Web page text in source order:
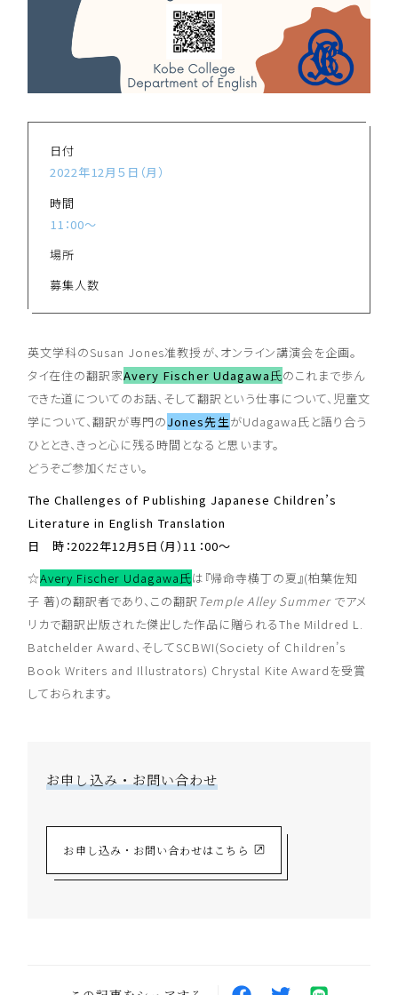
日付
2022年12月５日（月）
時間
11：00～
場所
募集人数
英文学科のSusan Jones准教授が、オンライン講演会を企画。
タイ在住の翻訳家Avery Fischer Udagawa 氏のこれまで歩ん
できた道についてのお話、そして翻訳という仕事について、児童文
学について、翻訳が専門のJones先生がUdagawa氏と語り合う
ひととき、きっと心に残る時間となると思います。
どうぞご参加ください。
The Challenges of Publishing Japanese Children’s
Literature in English Translation
日 時：2022年12月5日（月）11：00～
☆Avery Fischer Udagawa氏は『帰命寺横丁の夏』(柏葉佐知
子 著)の翻訳者であり、この翻訳 Temple Alley Summer でアメ
リカで翻訳出版された傑出した作品に贈られるThe Mildred L.
Batchelder Award、そしてSCBWI(Society of Children’s
Book Writers and Illustrators) Chrystal Kite Awardを受賞
しておられます。
お申し込み・お問い合わせ
お申し込み・お問い合わせはこちら